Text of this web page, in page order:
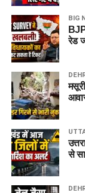
नहीं हो पाई है। अब
जमीन की तलाश की जा
इसके लिए उपयुक्त
इसके अलावा
संभावनाएं देखी जा
और परिस्थितियां
महिलाओं और
आलंबन गांव की यह
कवायद नहीं है, बल्कि
प्रति सोच में बदलाव
BIG
रेड
से